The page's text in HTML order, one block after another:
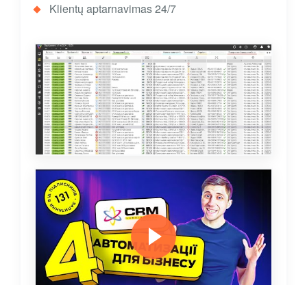
Klientų aptarnavimas 24/7